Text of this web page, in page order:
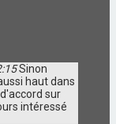
Sinon
haut dans
sur
intéressé